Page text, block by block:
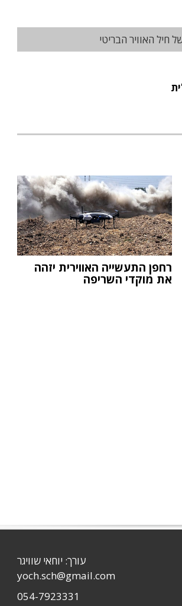
רחפן התעשייה האווירית יזהה
את מוקדי השריפה
עורך: יוחאי שוויגר
yoch.sch@gmail.com
054-7923331